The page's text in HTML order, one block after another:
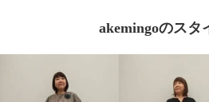
akemingoのスタ